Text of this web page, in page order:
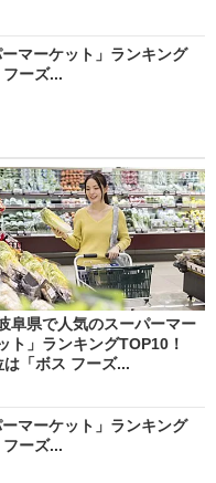
ーマーケット」ランキング
ーズ...
岐阜県で人気のスーパーマー
ト」ランキングTOP10！
は「ボス フーズ...
ーマーケット」ランキング
ーズ...